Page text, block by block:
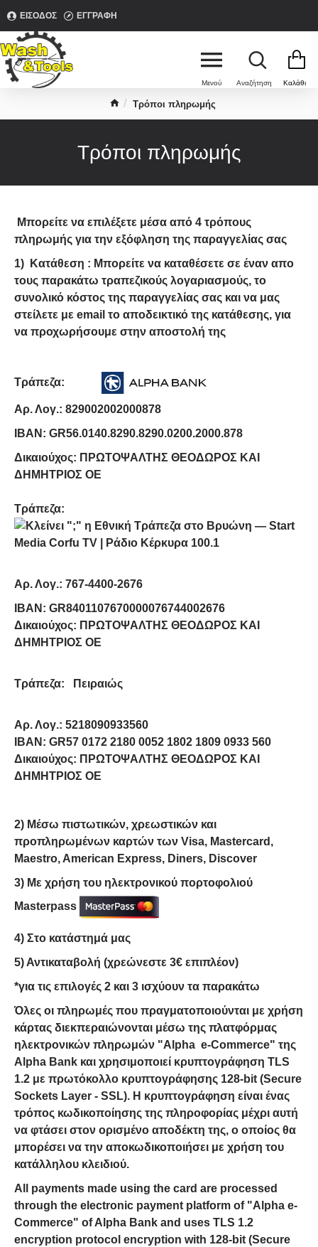
ΕΊΣΟΔΟΣ ΕΓΓΡΑΦΉ
Τρόποι πληρωμής
Τρόποι πληρωμής
Μπορείτε να επιλέξετε μέσα από 4 τρόπους
πληρωμής για την εξόφληση της παραγγελίας σας
1)
Κατάθεση : Μπορείτε να καταθέσετε σε έναν απο
τους παρακάτω τραπεζικούς λογαριασμούς, το
συνολικό κόστος της παραγγελίας σας και να μας
στείλετε με email το αποδεικτικό της κατάθεσης, για
να προχωρήσουμε στην αποστολή της
Τράπεζα:
Αρ. Λογ.: 829002002000878
IBAN: GR56.0140.8290.8290.0200.2000.878
Δικαιούχος: ΠΡΩΤΟΨΑΛΤΗΣ ΘΕΟΔΩΡΟΣ ΚΑΙ
ΔΗΜΗΤΡΙΟΣ ΟΕ
Τράπεζα:
Αρ. Λογ.: 767-4400-2676
IBAN: GR8401107670000076744002676
Δικαιούχος: ΠΡΩΤΟΨΑΛΤΗΣ ΘΕΟΔΩΡΟΣ ΚΑΙ
ΔΗΜΗΤΡΙΟΣ ΟΕ
Τράπεζα: Πειραιώς
Αρ. Λογ.: 5218090933560
IBAN: GR57 0172 2180 0052 1802 1809 0933 560
Δικαιούχος: ΠΡΩΤΟΨΑΛΤΗΣ ΘΕΟΔΩΡΟΣ ΚΑΙ
ΔΗΜΗΤΡΙΟΣ ΟΕ
2) Μέσω πιστωτικών, χρεωστικών και
προπληρωμένων καρτών των Visa, Mastercard,
Maestro, American Express, Diners, Discover
3) Με χρήση του ηλεκτρονικού πορτοφολιού
Masterpass
4) Στο κατάστημά μας
5) Αντικαταβολή (χρεώνεστε 3€ επιπλέον)
*για τις επιλογές 2 και 3 ισχύουν τα παρακάτω
Όλες οι πληρωμές που πραγματοποιούνται με χρήση
κάρτας διεκπεραιώνονται μέσω της πλατφόρμας
ηλεκτρονικών πληρωμών "Alpha e-Commerce" της
Alpha Bank και χρησιμοποιεί κρυπτογράφηση TLS
1.2 με πρωτόκολλο κρυπτογράφησης 128-bit (Secure
Sockets Layer - SSL). Η κρυπτογράφηση είναι ένας
τρόπος κωδικοποίησης της πληροφορίας μέχρι αυτή
να φτάσει στον ορισμένο αποδέκτη της, ο οποίος θα
μπορέσει να την αποκωδικοποιήσει με χρήση του
κατάλληλου κλειδιού.
All payments made using the card are processed
through the electronic payment platform of "Alpha e-
Commerce" of Alpha Bank and uses TLS 1.2
encryption protocol encryption with 128-bit (Secure